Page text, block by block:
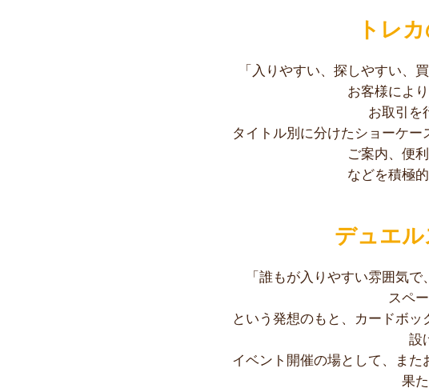
トレ
「入りやすい、探しやすい、
お客様によ
お取引を
タイトル別に分けたショーケ
ご案内、便
などを積極
デュエ
「誰もが入りやすい雰囲気
スペ
という発想のもと、カードボ
設
イベント開催の場として、ま
果